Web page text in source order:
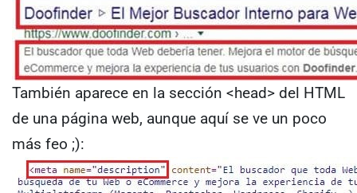
También aparece en la sección <head> del HTML
de una página web, aunque aquí se ve un poco
más feo ;):